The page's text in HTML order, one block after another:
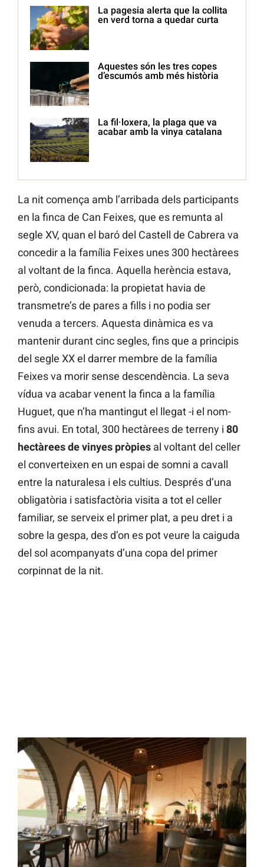
La pagesia alerta que la collita
en verd torna a quedar curta
Aquestes són les tres copes
d’escumós amb més història
La fil·loxera, la plaga que va
acabar amb la vinya catalana
La nit comença amb l’arribada dels participants
en la finca de Can Feixes, que es remunta al
segle XV, quan el baró del Castell de Cabrera va
concedir a la família Feixes unes 300 hectàrees
al voltant de la finca. Aquella herència estava,
però, condicionada: la propietat havia de
transmetre’s de pares a fills i no podia ser
venuda a tercers. Aquesta dinàmica es va
mantenir durant cinc segles, fins que a principis
del segle XX el darrer membre de la família
Feixes va morir sense descendència. La seva
vídua va acabar venent la finca a la família
Huguet, que n’ha mantingut el llegat -i el nom-
fins avui. En total, 300 hectàrees de terreny i 80
hectàrees de vinyes pròpies al voltant del celler
el converteixen en un espai de somni a cavall
entre la naturalesa i els cultius. Després d’una
obligatòria i satisfactòria visita a tot el celler
familiar, se serveix el primer plat, a peu dret i a
sobre la gespa, des d’on es pot veure la caiguda
del sol acompanyats d’una copa del primer
corpinnat de la nit.